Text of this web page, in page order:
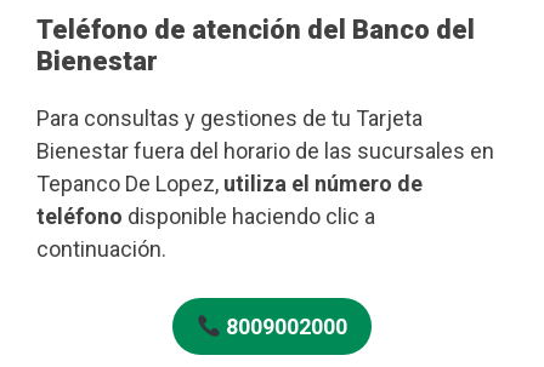
Teléfono de atención del Banco del
Bienestar
Para consultas y gestiones de tu Tarjeta
Bienestar fuera del horario de las sucursales en
Tepanco De Lopez, utiliza el número de
teléfono disponible haciendo clic a
continuación.
8009002000